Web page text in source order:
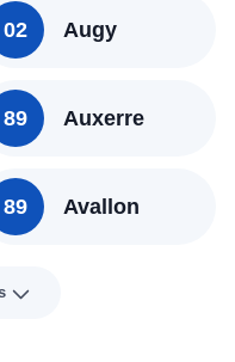
02 Augy
89 Auxerre
89 Avallon